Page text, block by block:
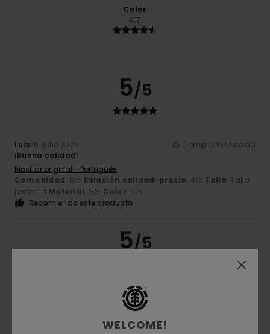
Color
4.7
5/5
Luis26. julio 2026
Compra verificada
¡Buena calidad!
Mostrar original - Português
Comodidad: 5/5 Relación calidad-precio: 4/5 Talla: Talla
perfecta Material: 5/5 Color: 5 /5
Recomiendo este producto
5/5
Mostrar original - FrançaisWELCOME!